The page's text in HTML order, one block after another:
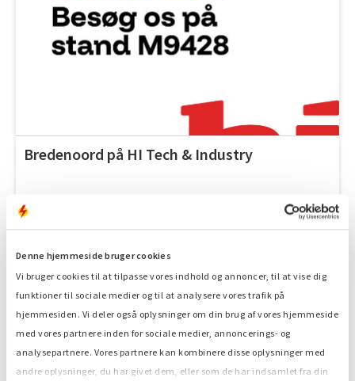
Denne hjemmeside bruger cookies
Vi bruger cookies til at tilpasse vores indhold og annoncer, til at vise dig
funktioner til sociale medier og til at analysere vores trafik på
hjemmesiden. Vi deler også oplysninger om din brug af vores hjemmeside
med vores partnere inden for sociale medier, annoncerings- og
analysepartnere. Vores partnere kan kombinere disse oplysninger med
andre oplysninger, du har givet dem, eller som de har indsamlet fra din
Bredenoord på HI Tech & Industry
2. OKT. 2023